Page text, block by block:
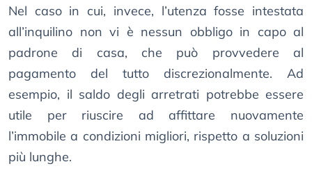
Nel caso in cui, invece, l’utenza fosse intestata
all’inquilino non vi è nessun obbligo in capo al
padrone di casa, che può provvedere al
pagamento del tutto discrezionalmente. Ad
esempio, il saldo degli arretrati potrebbe essere
utile per riuscire ad affittare nuovamente
l’immobile a condizioni migliori, rispetto a soluzioni
più lunghe.